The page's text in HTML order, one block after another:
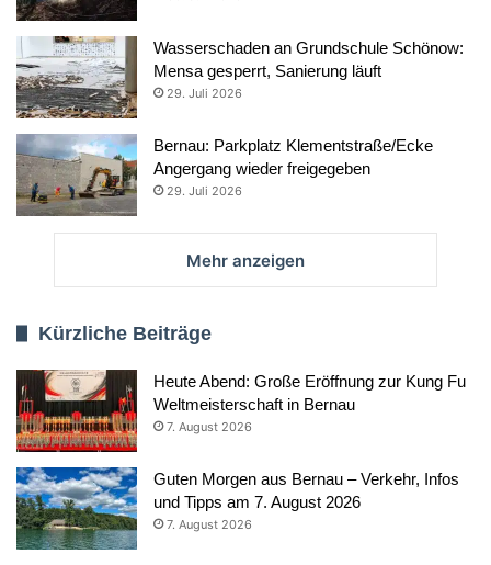
Wasserschaden an Grundschule Schönow:
Mensa gesperrt, Sanierung läuft
29. Juli 2026
Bernau: Parkplatz Klementstraße/Ecke
Angergang wieder freigegeben
29. Juli 2026
Mehr anzeigen
Kürzliche Beiträge
Heute Abend: Große Eröffnung zur Kung Fu
Weltmeisterschaft in Bernau
7. August 2026
Guten Morgen aus Bernau – Verkehr, Infos
und Tipps am 7. August 2026
7. August 2026